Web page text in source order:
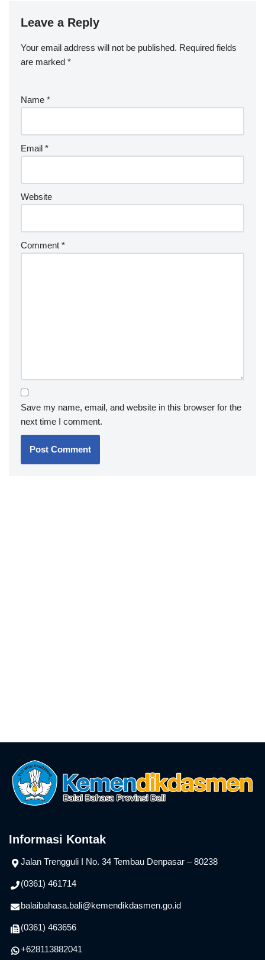
Leave a Reply
Your email address will not be published. Required fields
are marked *
Name *
Email *
Website
Comment *
Save my name, email, and website in this browser for the
next time I comment.
Informasi Kontak
Jalan Trengguli I No. 34 Tembau Denpasar – 80238